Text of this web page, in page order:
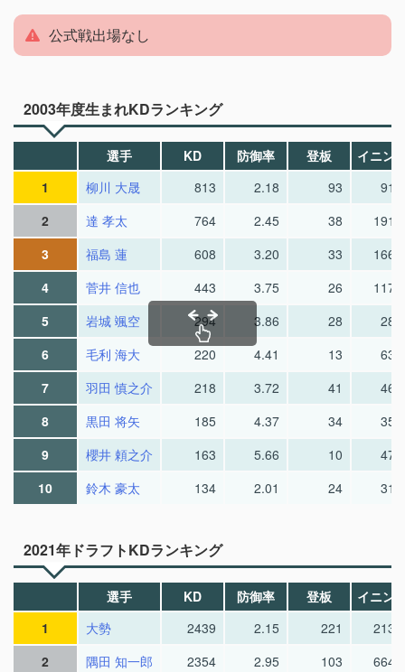
公式戦出場なし
2003年度生まれKDランキング
選手 KD 防御率 登板
イニン
1
柳川 大晟 813 2.18 93
91.0
2
達 孝太 764 2.45 38
191.1
3
福島 蓮 608 3.20 33
166.0
4
菅井 信也 443 3.75 26
117.2
5
岩城 颯空 294 3.86 28
28.0
6
毛利 海大 220 4.41 13
63.1
7
羽田 慎之介 218 3.72 41
46.0
8
黒田 将矢 185 4.37 34
35.0
9
櫻井 頼之介 163 5.66 10
47.2
10
鈴木 豪太 134 2.01 24 31.1
2021年ドラフトKDランキング
選手 KD 防御率 登板
イニン
1
大勢 2439 2.15 221
213.0
2
隅田 知一郎 2354 2.95 103
664.2